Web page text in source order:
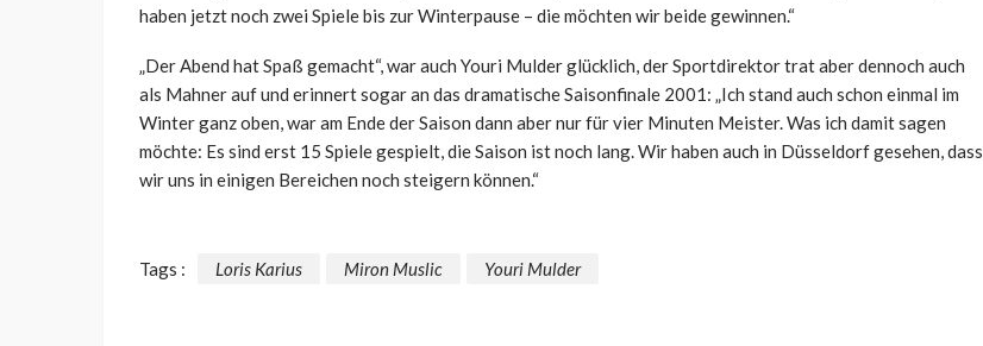
haben jetzt noch zwei Spiele bis zur Winterpause – die möchten wir beide gewinnen.“
„Der Abend hat Spaß gemacht“, war auch Youri Mulder glücklich, der Sportdirektor trat aber dennoch auch
als Mahner auf und erinnert sogar an das dramatische Saisonfinale 2001: „Ich stand auch schon einmal im
Winter ganz oben, war am Ende der Saison dann aber nur für vier Minuten Meister. Was ich damit sagen
möchte: Es sind erst 15 Spiele gespielt, die Saison ist noch lang. Wir haben auch in Düsseldorf gesehen, dass
wir uns in einigen Bereichen noch steigern können.“
Tags : Loris Karius Miron Muslic Youri Mulder